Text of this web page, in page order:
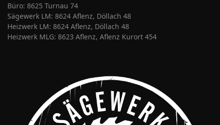
Büro: 8625 Turnau 74
Sägewerk LM: 8624 Aflenz, Döllach 48
Heizwerk LM: 8624 Aflenz, Döllach 48
Heizwerk MLG: 8623 Aflenz, Aflenz Kurort 454